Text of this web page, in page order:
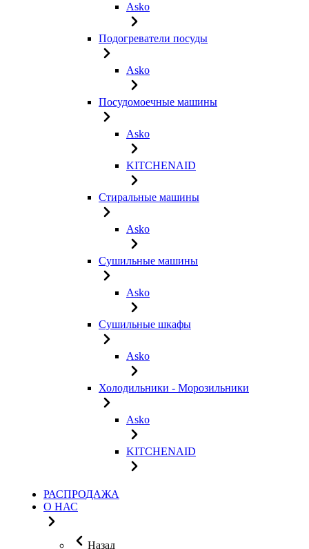
Asko
Подогреватели посуды
Asko
Посудомоечные машины
Asko
KITCHENAID
Стиральные машины
Asko
Сушильные машины
Asko
Сушильные шкафы
Asko
Холодильники - Морозильники
Asko
KITCHENAID
РАСПРОДАЖА
О НАС
Назад